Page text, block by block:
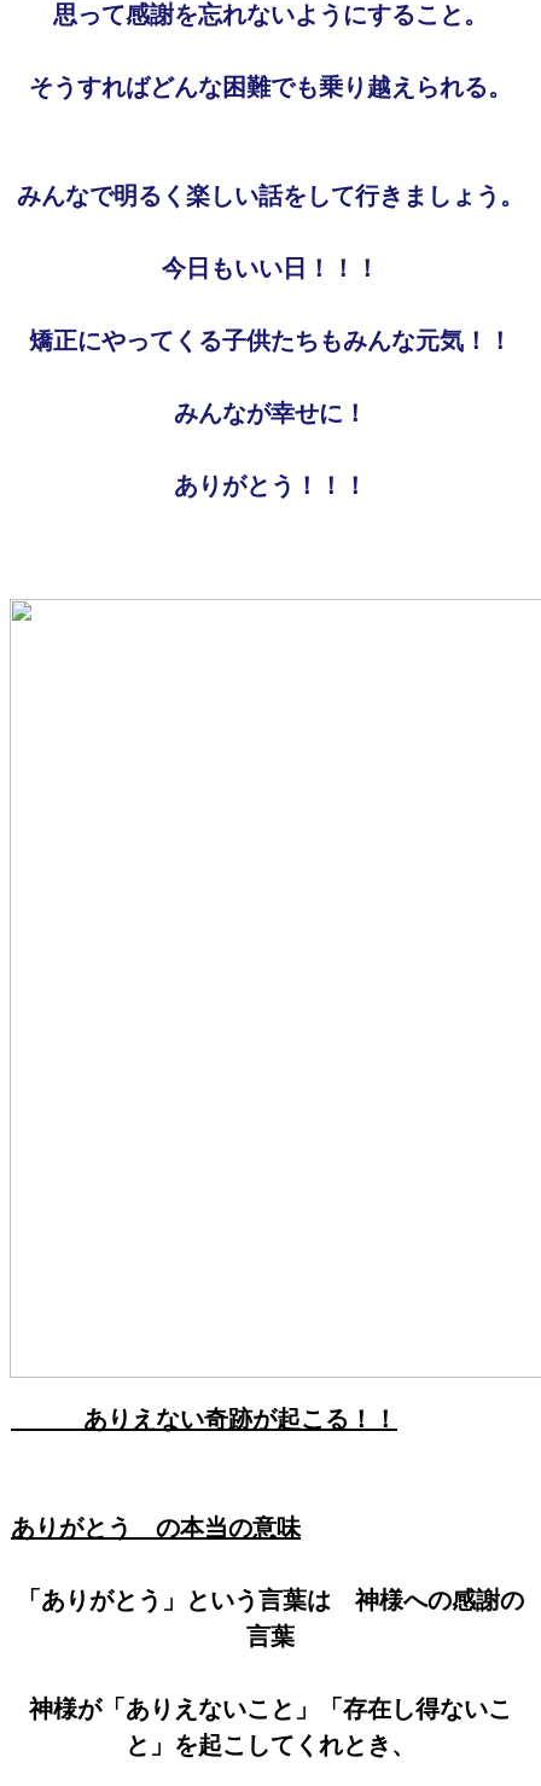
思って感謝を忘れないようにすること。
そうすればどんな困難でも乗り越えられる。
みんなで明るく楽しい話をして行きましょう。
今日もいい日！！！
矯正にやってくる子供たちもみんな元気！！
みんなが幸せに！
ありがとう！！！
ありえない奇跡が起こる！！
ありがとう の本当の意味
「ありがとう」という言葉は 神様への感謝の
言葉
神様が「ありえないこと」「存在し得ないこ
と」を起こしてくれとき、